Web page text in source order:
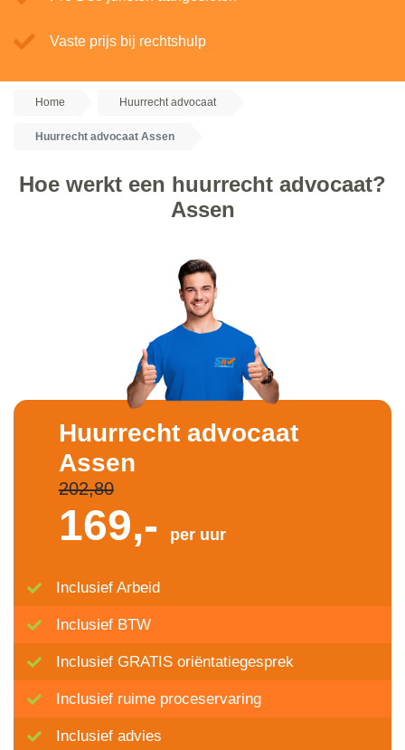
Vaste prijs bij rechtshulp
Home Huurrecht advocaat
Huurrecht advocaat Assen
Hoe werkt een huurrecht advocaat?
Assen
Huurrecht advocaat
Assen
202,80
169,- per uur
Inclusief Arbeid
Inclusief BTW
Inclusief GRATIS oriëntatiegesprek
Inclusief ruime proceservaring
Inclusief advies